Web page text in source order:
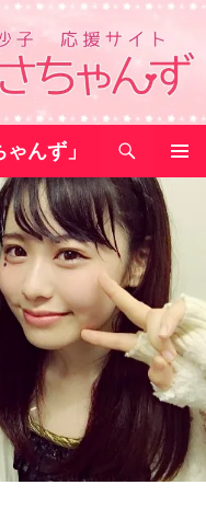
んず」
メインメ
ニュー